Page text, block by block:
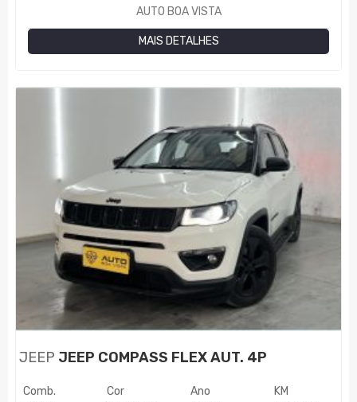
AUTO BOA VISTA
MAIS DETALHES
JEEP JEEP COMPASS FLEX AUT. 4P
Comb. Cor Ano KM